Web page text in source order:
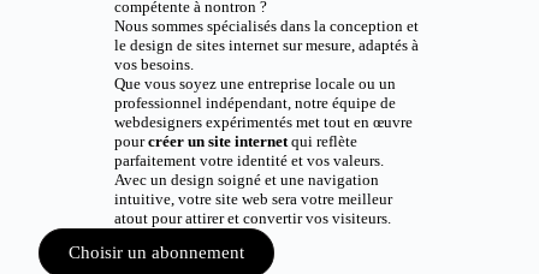
compétente à nontron ?
Nous sommes spécialisés dans la conception et
le design de sites internet sur mesure, adaptés à
vos besoins.
Que vous soyez une entreprise locale ou un
professionnel indépendant, notre équipe de
webdesigners expérimentés met tout en œuvre
pourcréer un site internetqui reflète
parfaitement votre identité et vos valeurs.
Avec un design soigné et une navigation
intuitive, votre site web sera votre meilleur
atout pour attirer et convertir vos visiteurs.
Choisir un abonnement